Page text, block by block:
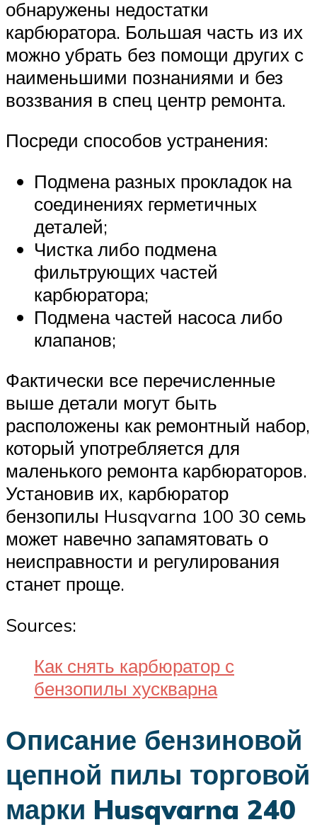
обнаружены недостатки
карбюратора. Большая часть из их
можно убрать без помощи других с
наименьшими познаниями и без
воззвания в спец центр ремонта.
Посреди способов устранения:
Подмена разных прокладок на
соединениях герметичных
деталей;
Чистка либо подмена
фильтрующих частей
карбюратора;
Подмена частей насоса либо
клапанов;
Фактически все перечисленные
выше детали могут быть
расположены как ремонтный набор,
который употребляется для
маленького ремонта карбюраторов.
Установив их, карбюратор
бензопилы Husqvarna 100 30 семь
может навечно запамятовать о
неисправности и регулирования
станет проще.
Sources:
Как снять карбюратор с
бензопилы хускварна
Описание бензиновой
цепной пилы торговой
марки Husqvarna 240